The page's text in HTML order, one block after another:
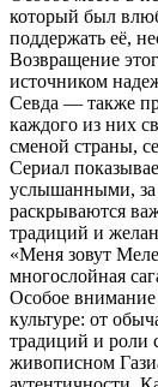
который был
поддержать её,
Возвращение
источником
Севда — также
каждого из них
сменой страны,
Сериал
услышанными, за
раскрываются
традиций и
«Меня зовут
многослойная
Особое внимание
культуре: от
традиций и роли
живописном